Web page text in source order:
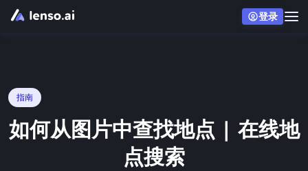
登录
指南
如何从图片中查找地点 | 在线地
点搜索